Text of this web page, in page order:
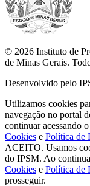
© 2026 Instituto de
de Minas Gerais.
Desenvolvido pelo
Utilizamos cookies
navegação no portal
continuar acessando
Cookies e Política de
ACEITO. Usamos
do IPSM. Ao
Cookies e Política de
prosseguir.